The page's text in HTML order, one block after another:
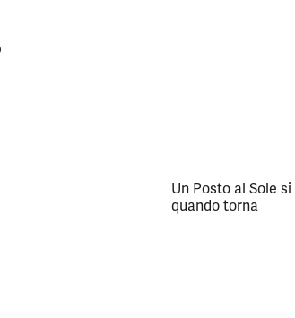
Un Posto al Sole
quando torna